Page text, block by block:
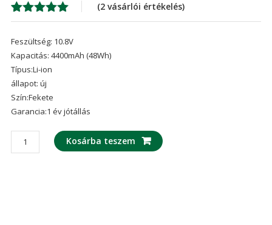
Értékelés
ből,
2
értékelés
alapján
(2 vásárlói értékelés)
Feszültség: 10.8V
Kapacitás: 4400mAh (48Wh)
Típus:Li-ion
állapot: új
Szín:Fekete
Garancia:1 év jótállás
laptop
akku/akkumulátor
Kosárba teszem